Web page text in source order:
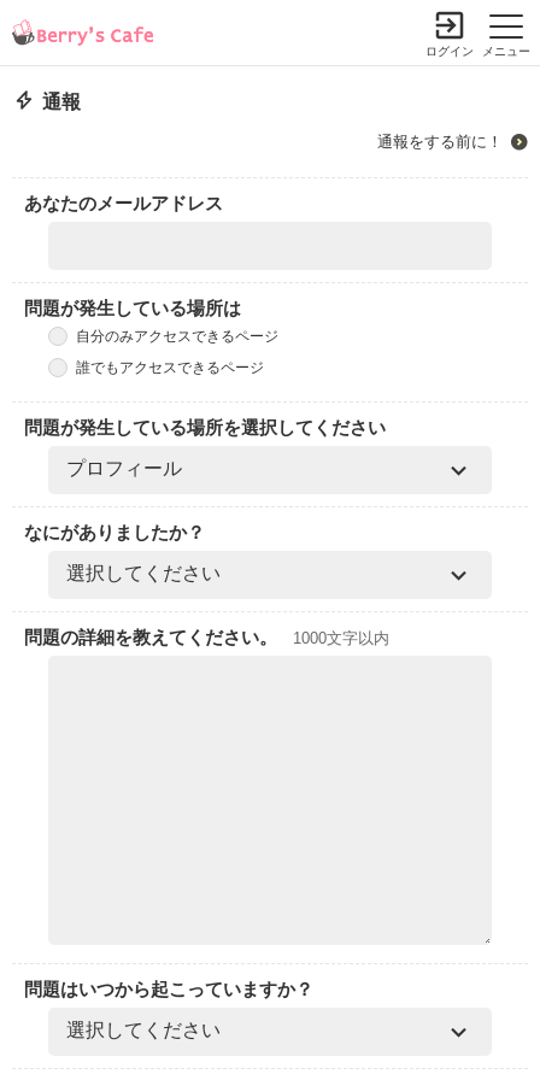
メニュー
ログイン
通報
通報をする前に！
あなたのメールアドレス
問題が発生している場所は
自分のみアクセスできるページ
誰でもアクセスできるページ
問題が発生している場所を選択してください
なにがありましたか？
問題の詳細を教えてください。 1000文字以内
問題はいつから起こっていますか？